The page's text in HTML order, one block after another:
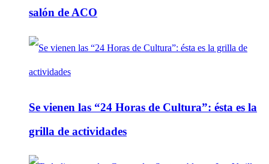
salón de ACO
Se vienen las “24 Horas de Cultura”: ésta es la
grilla de actividades